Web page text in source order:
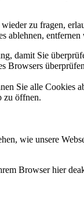
zu fragen,
ablehnen,
damit Sie
Browsers
Sie alle Cookies
zu öffnen.
wie unsere
Browser hier